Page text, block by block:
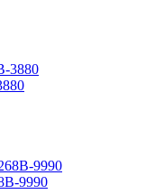
9990